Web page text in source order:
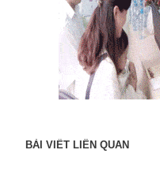
BÀI VIẾT LIÊN QUAN